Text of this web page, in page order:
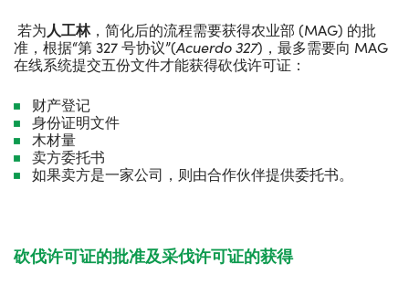
若为人工林，简化后的流程需要获得农业部 (MAG) 的批
准，根据“第 327 号协议”(Acuerdo 327)，最多需要向 MAG
在线系统提交五份文件才能获得砍伐许可证：
财产登记
身份证明文件
木材量
卖方委托书
如果卖方是一家公司，则由合作伙伴提供委托书。
砍伐许可证的批准及采伐许可证的获得